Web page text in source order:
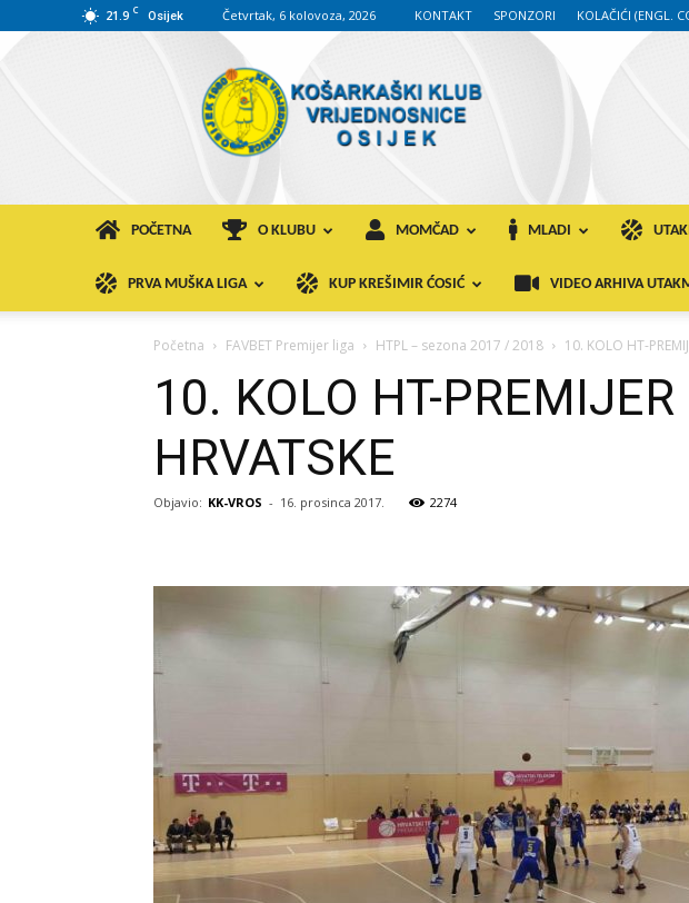
21.9 C Osijek Četvrtak, 6 kolovoza, 2026 KONTAKT SPONZORI KOLAČIĆI (ENGL.
KK
VROS
POČETNA O KLUBU MOMČAD MLADI
PRVA MUŠKA LIGA KUP KREŠIMIR ĆOSIĆ VIDEO ARHIVA
Početna FAVBET Premijer liga HTPL – sezona 2017 / 2018 10. KOLO HT-
10. KOLO HT-
HRVATSKE
Objavio: KK-VROS - 16. prosinca 2017. 2274